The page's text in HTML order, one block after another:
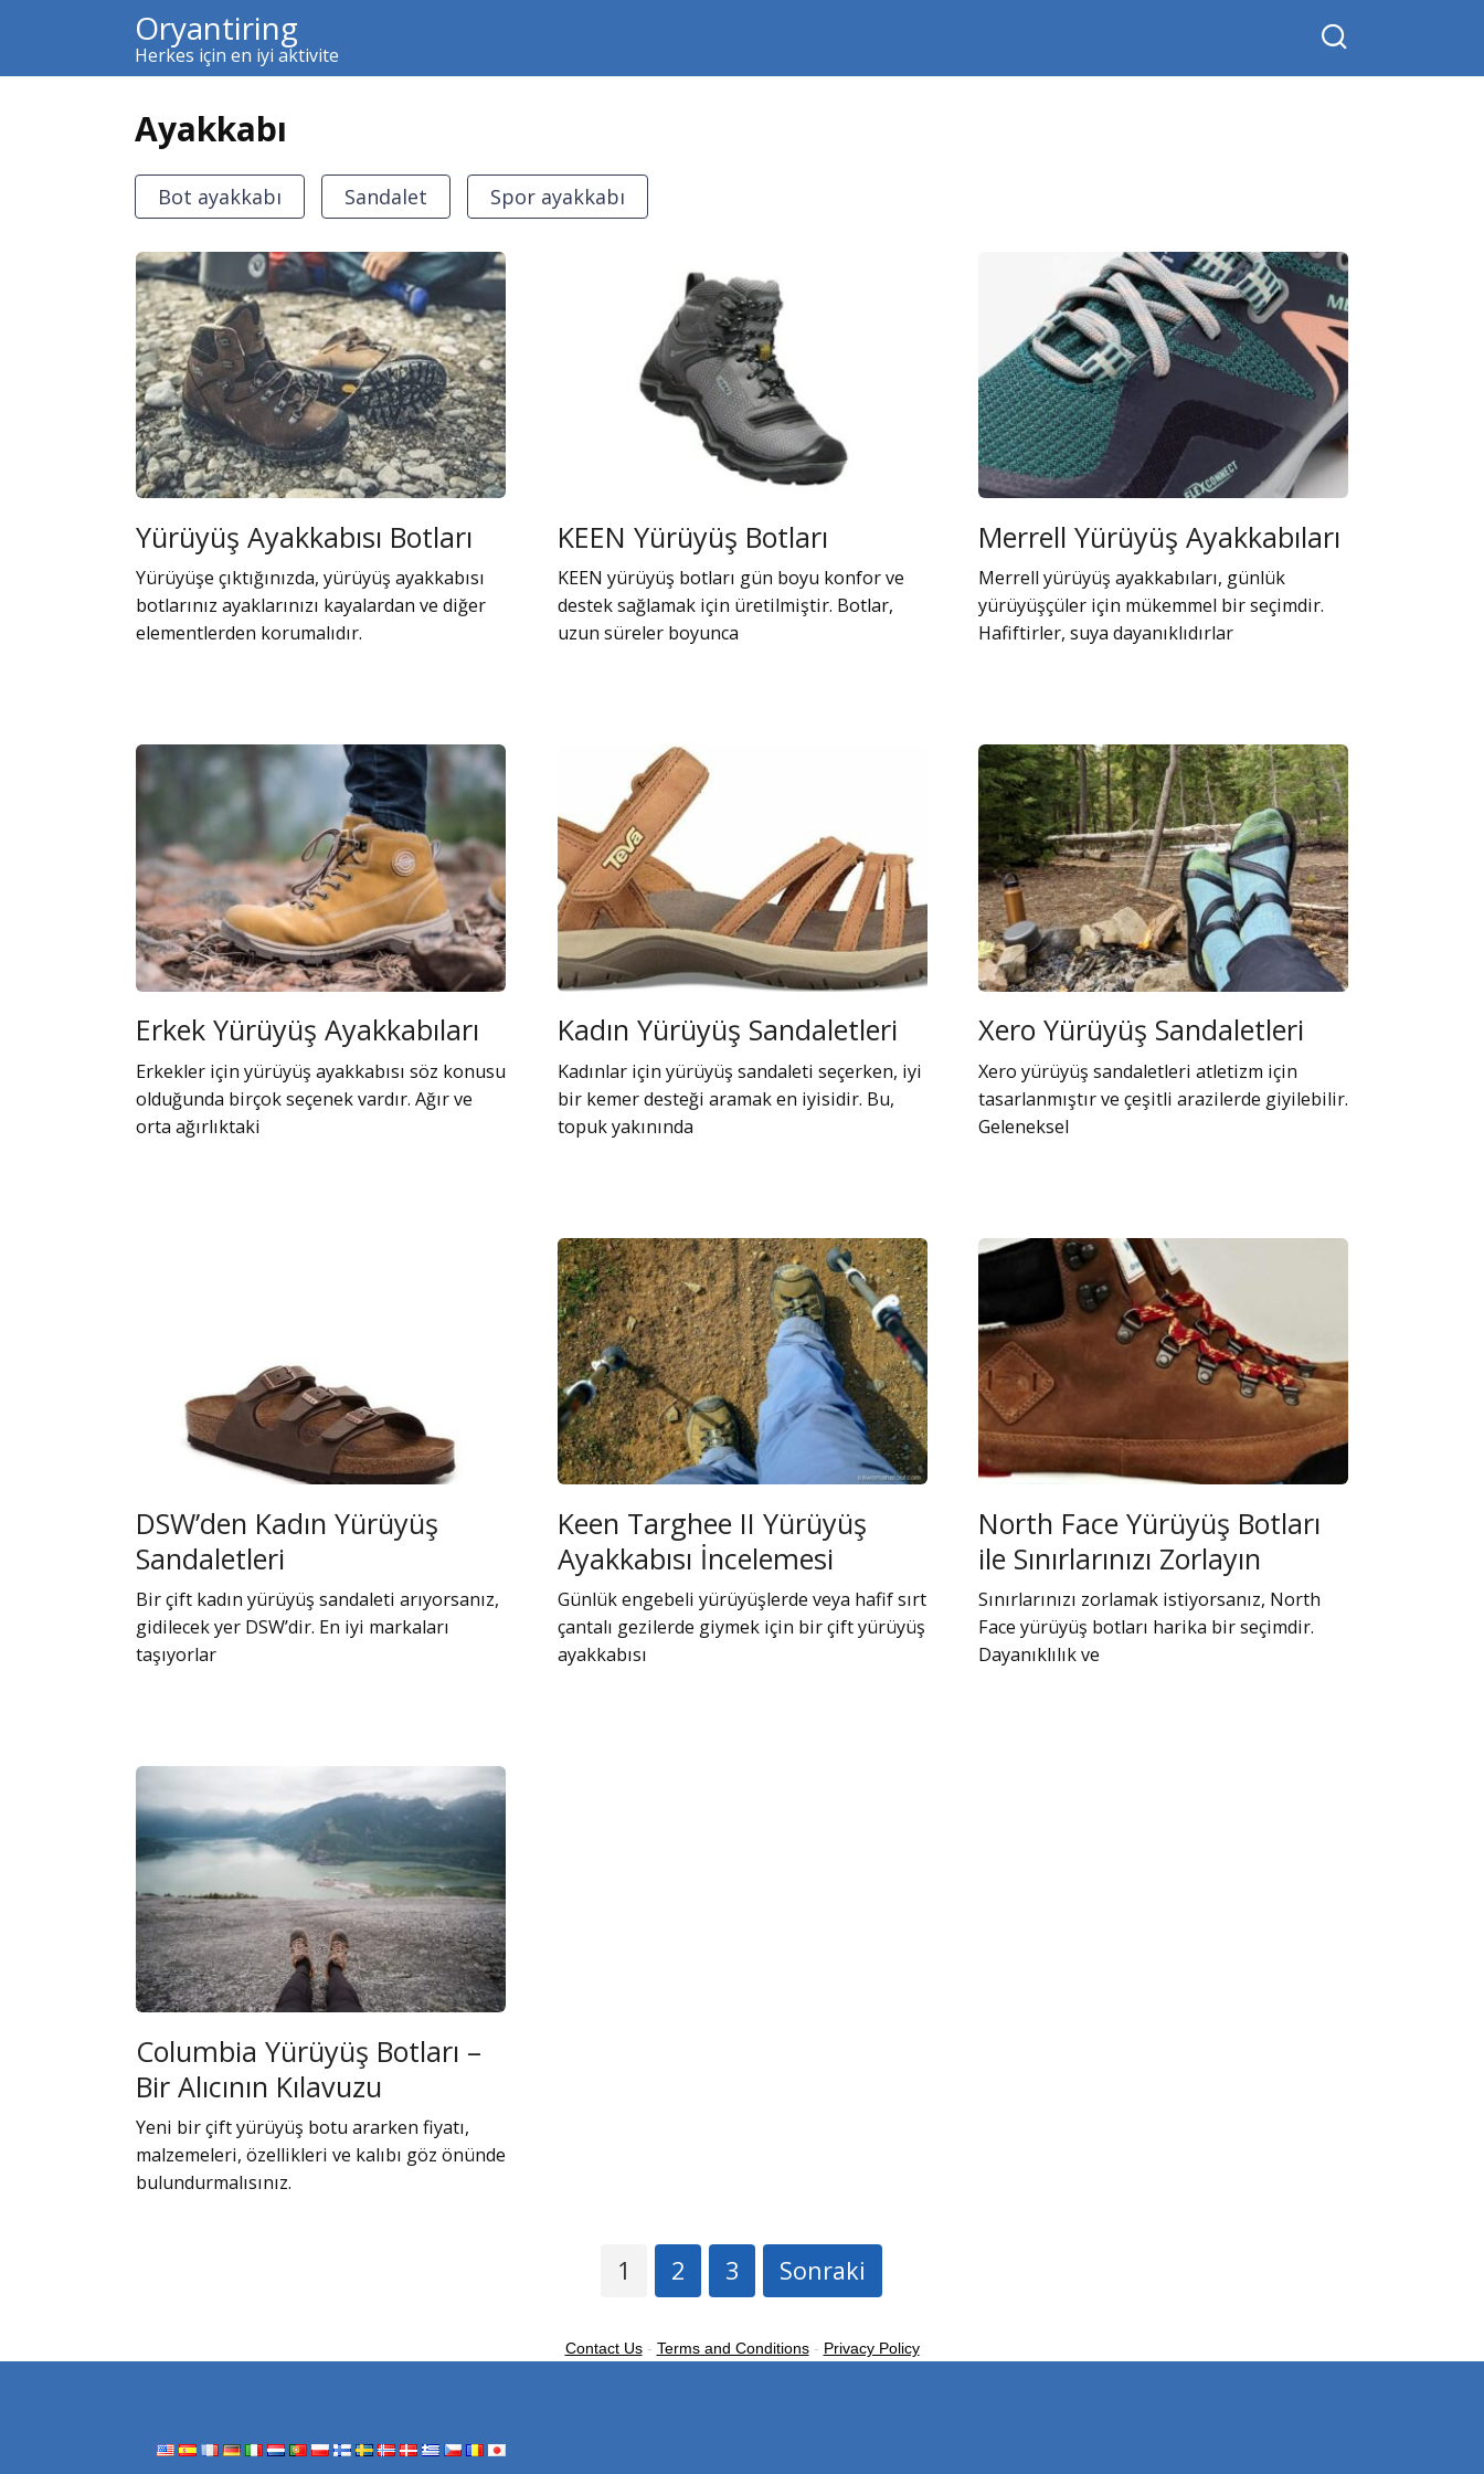
content
Oryantiring
Herkes için en iyi aktivite
Ayakkabı
Bot ayakkabı Sandalet Spor ayakkabı
Yürüyüş Ayakkabısı Botları
Yürüyüşe çıktığınızda, yürüyüş ayakkabısı
botlarınız ayaklarınızı kayalardan ve diğer
elementlerden korumalıdır.
KEEN Yürüyüş Botları
KEEN yürüyüş botları gün boyu konfor ve
destek sağlamak için üretilmiştir. Botlar,
uzun süreler boyunca
Merrell Yürüyüş Ayakkabıları
Merrell yürüyüş ayakkabıları, günlük
yürüyüşçüler için mükemmel bir seçimdir.
Hafiftirler, suya dayanıklıdırlar
Erkek Yürüyüş Ayakkabıları
Erkekler için yürüyüş ayakkabısı söz konusu
olduğunda birçok seçenek vardır. Ağır ve
orta ağırlıktaki
Kadın Yürüyüş Sandaletleri
Kadınlar için yürüyüş sandaleti seçerken, iyi
bir kemer desteği aramak en iyisidir. Bu,
topuk yakınında
Xero Yürüyüş Sandaletleri
Xero yürüyüş sandaletleri atletizm için
tasarlanmıştır ve çeşitli arazilerde giyilebilir.
Geleneksel
DSW’den Kadın Yürüyüş
Sandaletleri
Bir çift kadın yürüyüş sandaleti arıyorsanız,
gidilecek yer DSW’dir. En iyi markaları
taşıyorlar
Keen Targhee II Yürüyüş
Ayakkabısı İncelemesi
Günlük engebeli yürüyüşlerde veya hafif sırt
çantalı gezilerde giymek için bir çift yürüyüş
ayakkabısı
North Face Yürüyüş Botları
ile Sınırlarınızı Zorlayın
Sınırlarınızı zorlamak istiyorsanız, North
Face yürüyüş botları harika bir seçimdir.
Dayanıklılık ve
Columbia Yürüyüş Botları –
Bir Alıcının Kılavuzu
Yeni bir çift yürüyüş botu ararken fiyatı,
malzemeleri, özellikleri ve kalıbı göz önünde
bulundurmalısınız.
1 2 3 Sonraki
Contact Us- Terms and Conditions- Privacy Policy